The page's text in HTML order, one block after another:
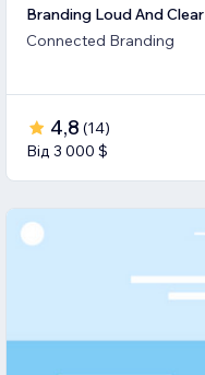
Branding Loud And Clear
Connected Branding
4,8 (14)
Від 3 000 $